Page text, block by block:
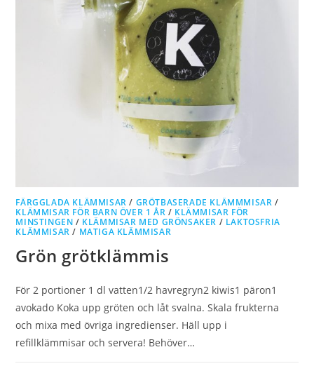
FÄRGGLADA KLÄMMISAR / GRÖTBASERADE KLÄMMMISAR /
KLÄMMISAR FÖR BARN ÖVER 1 ÅR / KLÄMMISAR FÖR
MINSTINGEN / KLÄMMISAR MED GRÖNSAKER / LAKTOSFRIA
KLÄMMISAR / MATIGA KLÄMMISAR
Grön grötklämmis
För 2 portioner 1 dl vatten1/2 havregryn2 kiwis1 päron1
avokado Koka upp gröten och låt svalna. Skala frukterna
och mixa med övriga ingredienser. Häll upp i
refillklämmisar och servera! Behöver…